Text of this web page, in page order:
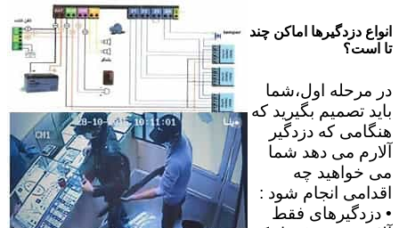
انواع دزدگیرها اماکن چند
تا است؟
در مرحله اول،شما
باید تصمیم بگیرید که
هنگامی که دزدگیر
آلارم می دهد شما
می خواهید چه
اقدامی انجام شود :
• دزدگیرهای فقط